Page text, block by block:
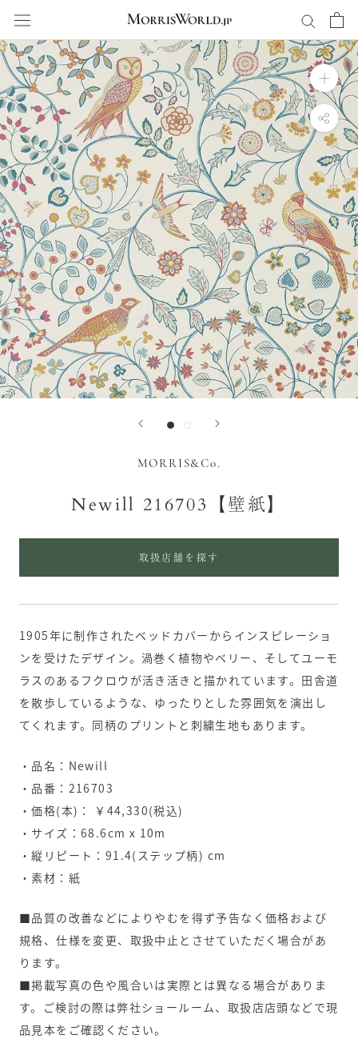
ッ
プ
て
コ
ン
テ
ン
ツ
に
移
動
す
る
MORRIS&Co.
Newill 216703【壁紙】
取扱店舗を探す
1905年に制作されたベッドカバーからインスピレーショ
ンを受けたデザイン。渦巻く植物やベリー、そしてユーモ
ラスのあるフクロウが活き活きと描かれています。田舎道
を散歩しているような、ゆったりとした雰囲気を演出し
てくれます。同柄のプリントと刺繍生地もあります。
・品名：Newill
・品番：216703
・価格(本)： ￥44,330(税込)
・サイズ：68.6cm x 10m
・縦リピート：91.4(ステップ柄) cm
・素材：紙
■品質の改善などによりやむを得ず予告なく価格および
規格、仕様を変更、取扱中止とさせていただく場合があ
ります。
■掲載写真の色や風合いは実際とは異なる場合がありま
す。ご検討の際は弊社ショールーム、取扱店店頭などで現
品見本をご確認ください。